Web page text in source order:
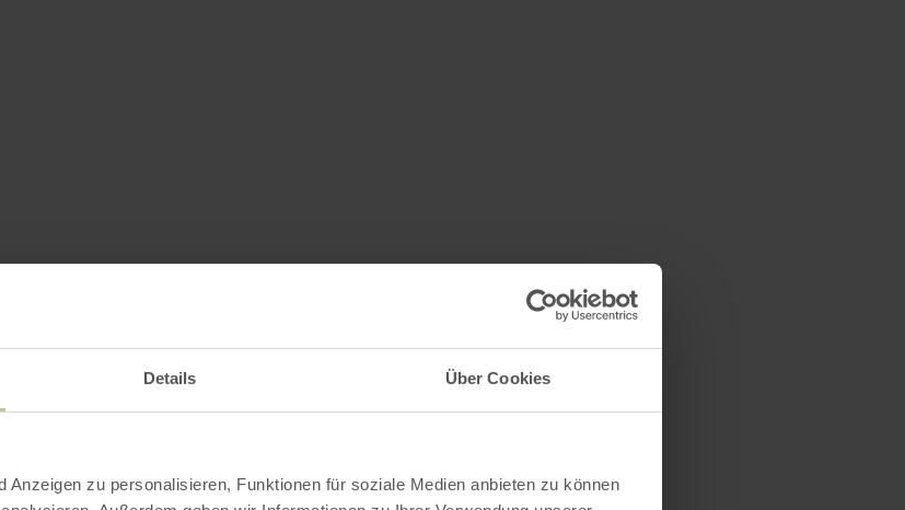
Details Über Cookies
Anzeigen zu personalisieren, Funktionen für soziale Medien anbieten zu können